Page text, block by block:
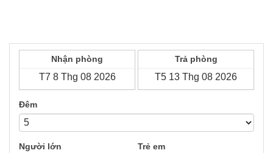
Nhận phòng Trả phòng
Đêm
Người lớn Trẻ em